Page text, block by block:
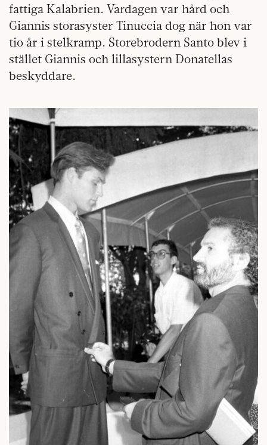
fattiga Kalabrien. Vardagen var hård och
Giannis storasyster Tinuccia dog när hon var
tio år i stelkramp. Storebrodern Santo blev i
stället Giannis och lillasystern Donatellas
beskyddare.